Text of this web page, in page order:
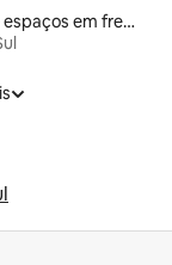
Aluguéis de espaços em frente à praia